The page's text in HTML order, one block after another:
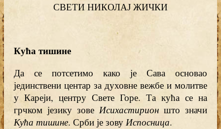
СВЕТИ НИКОЛАЈ ЖИЧКИ
Кућа тишине
Да се потсетимо како је Сава основао
јединствени центар за духовне вежбе и молитве
у Кареји, центру Свете Горе. Та кућа се на
грчком језику зове Исихастирион што значи
Кућа тишине. Срби је зовуИспосница.